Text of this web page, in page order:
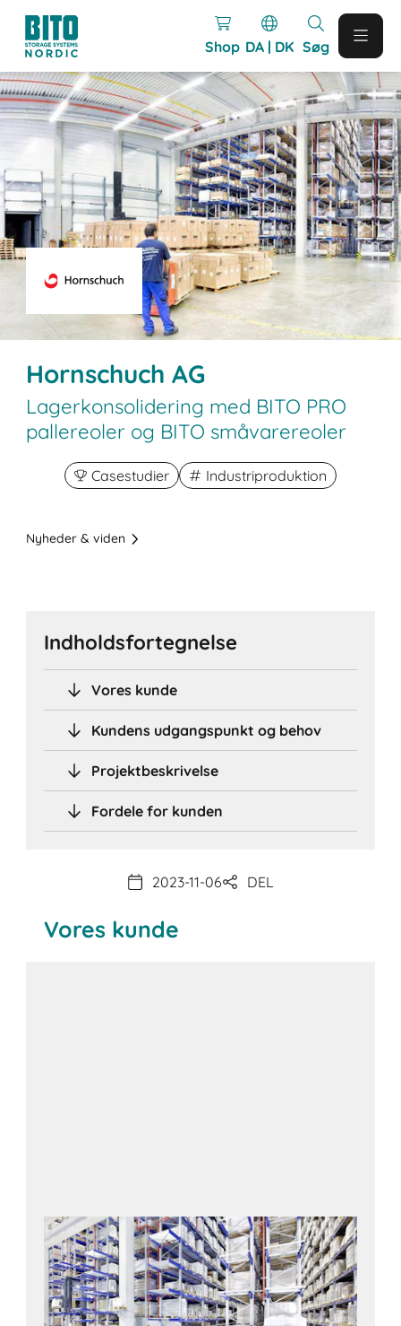
Shop DA | DK Søg
Hornschuch AG
Lagerkonsolidering med BITO PRO
pallereoler og BITO småvarereoler
Casestudier Industriproduktion
Nyheder & viden
Indholdsfortegnelse
Vores kunde
Kundens udgangspunkt og behov
Projektbeskrivelse
Fordele for kunden
2023-11-06 DEL
Vores kunde